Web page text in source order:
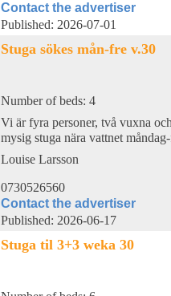
Contact the advertiser
Published: 2026-07-01
Stuga sökes mån-fre v.30
Number of beds: 4
Vi är fyra personer, två vuxna
mysig stuga nära vattnet
Louise Larsson
0730526560
Contact the advertiser
Published: 2026-06-17
Stuga til 3+3 weka 30